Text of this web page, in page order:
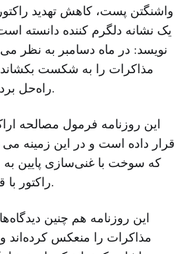
واشنگتن پست، کاهش تهدید
یک نشانه دلگرم کننده دانسته
نویسد: در ماه دسامبر به نظر
مذاکرات را به شکست
راه‌حل برد – برد سوق داده اند.
این روزنامه فرمول مصالحه
قرار داده است و در این زمینه می
که سوخت با غنی‌سازی پایین به
راکتور با قدرت کمتری کار کند.
این روزنامه هم چنین
مذاکرات را منعکس کرده‌اند و